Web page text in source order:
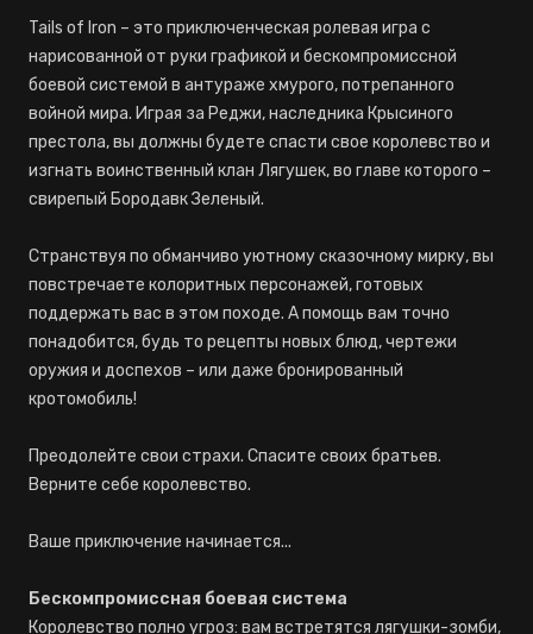
Tails of Iron – это приключенческая ролевая игра с
нарисованной от руки графикой и бескомпромиссной
боевой системой в антураже хмурого, потрепанного
войной мира. Играя за Реджи, наследника Крысиного
престола, вы должны будете спасти свое королевство и
изгнать воинственный клан Лягушек, во главе которого –
свирепый Бородавк Зеленый.
Странствуя по обманчиво уютному сказочному мирку, вы
повстречаете колоритных персонажей, готовых
поддержать вас в этом походе. А помощь вам точно
понадобится, будь то рецепты новых блюд, чертежи
оружия и доспехов – или даже бронированный
кротомобиль!
Преодолейте свои страхи. Спасите своих братьев.
Верните себе королевство.
Ваше приключение начинается...
Бескомпромиссная боевая система
Королевство полно угроз: вам встретятся лягушки-зомби,